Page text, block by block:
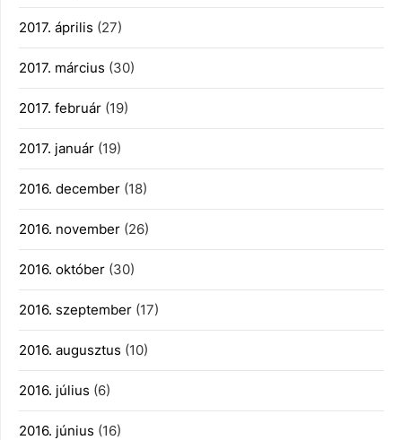
2017. április (27)
2017. március (30)
2017. február (19)
2017. január (19)
2016. december (18)
2016. november (26)
2016. október (30)
2016. szeptember (17)
2016. augusztus (10)
2016. július (6)
2016. június (16)